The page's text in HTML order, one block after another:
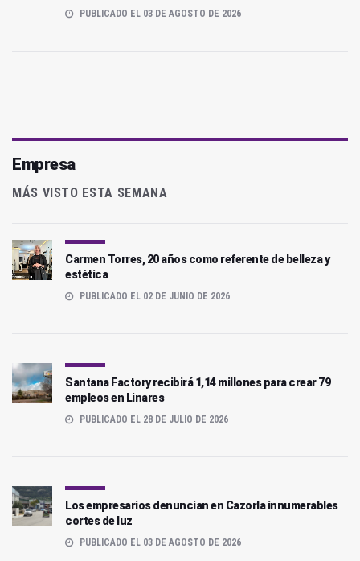
PUBLICADO EL 03 DE AGOSTO DE 2026
Empresa
MÁS VISTO ESTA SEMANA
Carmen Torres, 20 años como referente de belleza y
estética
PUBLICADO EL 02 DE JUNIO DE 2026
Santana Factory recibirá 1,14 millones para crear 79
empleos en Linares
PUBLICADO EL 28 DE JULIO DE 2026
Los empresarios denuncian en Cazorla innumerables
cortes de luz
PUBLICADO EL 03 DE AGOSTO DE 2026